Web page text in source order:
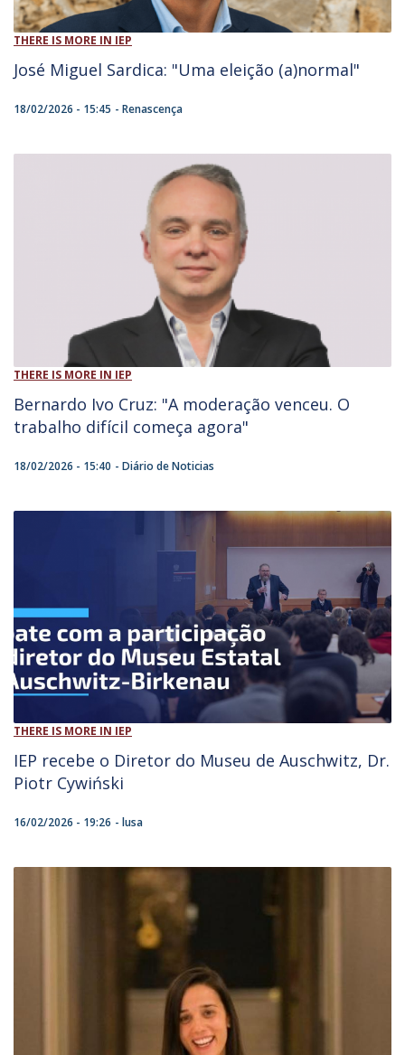
THERE IS MORE IN IEP
José Miguel Sardica: ​"Uma eleição (a)normal"
18/02/2026 - 15:45 Renascença
THERE IS MORE IN IEP
Bernardo Ivo Cruz: "A moderação venceu. O
trabalho difícil começa agora"
18/02/2026 - 15:40 Diário de Noticias
THERE IS MORE IN IEP
​IEP recebe o Diretor do Museu de Auschwitz, Dr.
Piotr Cywiński
16/02/2026 - 19:26 lusa